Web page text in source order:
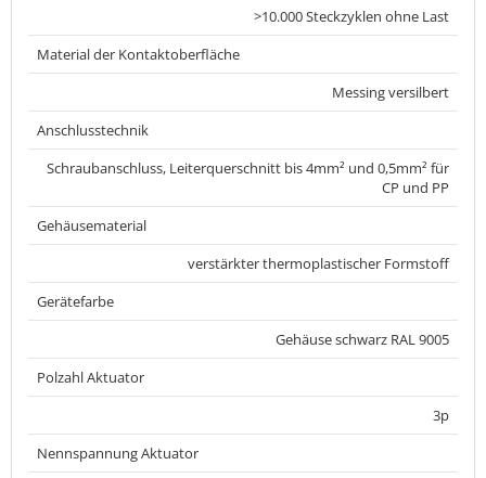
>10.000 Steckzyklen ohne Last
Material der Kontaktoberfläche
Messing versilbert
Anschlusstechnik
Schraubanschluss, Leiterquerschnitt bis 4mm² und 0,5mm² für
CP und PP
Gehäusematerial
verstärkter thermoplastischer Formstoff
Gerätefarbe
Gehäuse schwarz RAL 9005
Polzahl Aktuator
3p
Nennspannung Aktuator